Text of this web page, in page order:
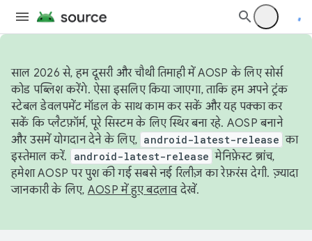
साल 2026 से, हम दूसरी और चौथी तिमाही में AOSP के लिए सोर्स
कोड पब्लिश करेंगे. ऐसा इसलिए किया जाएगा, ताकि हम अपने ट्रंक
स्टेबल डेवलपमेंट मॉडल के साथ काम कर सकें और यह पक्का कर
सकें कि प्लैटफ़ॉर्म, पूरे सिस्टम के लिए स्थिर बना रहे. AOSP बनाने
और उसमें योगदान देने के लिए, android-latest-release का
इस्तेमाल करें.
android-latest-release मेनिफ़ेस्ट ब्रांच,
हमेशा AOSP पर पुश की गई सबसे नई रिलीज़ का रेफ़रंस देगी. ज़्यादा
जानकारी के लिए, AOSP में हुए बदलावदेखें.